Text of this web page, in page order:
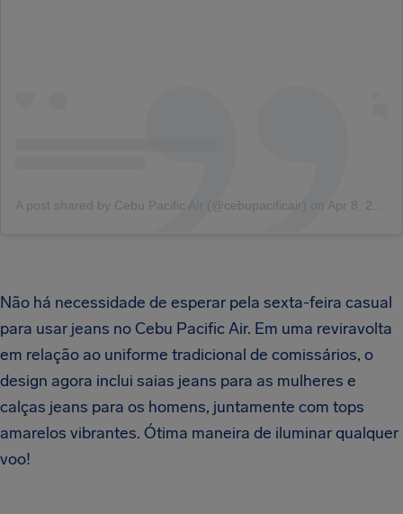
A post shared by Cebu Pacific Air (@cebupacificair) Apr 8, 2017 at 2:37am PDT
Não há necessidade de esperar pela sexta-feira casual
para usar jeans no Cebu Pacific Air. Em uma reviravolta
em relação ao uniforme tradicional de comissários, o
design agora inclui saias jeans para as mulheres e
calças jeans para os homens, juntamente com tops
amarelos vibrantes. Ótima maneira de iluminar qualquer
voo!